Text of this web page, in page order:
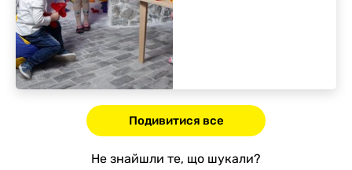
Подивитися все
Не знайшли те, що шукали?